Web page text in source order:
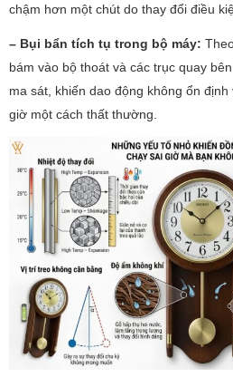
chậm hơn một chút do thay đổi điều
– Bụi bẩn tích tụ trong bộ máy:
bám vào bộ thoát và các trục quay
ma sát, khiến dao động không ổn
giờ một cách thất thường.